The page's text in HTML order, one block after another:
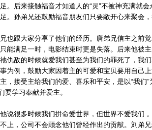
。后来接触福音才知道人的“灵”不被神充满就
。孙弟兄还鼓励福音朋友们只要敞开心来聚会，
也跟大家分享了他们的经历。唐弟兄信主之前
能满足一时，电影结束时更是失落。后来他被
仇敌的时候就爱我们甚至为我们的罪死了，我
为例，鼓励大家因着主的可爱和宝贝要用自己
，接受主给我们的爱、喜乐和平安，是以“我们
要学习奉献并爱主。
说很多时候我们拼命爱世界，但世界不爱我们
上，公司不会顾念他们曾经作出的贡献。刘弟